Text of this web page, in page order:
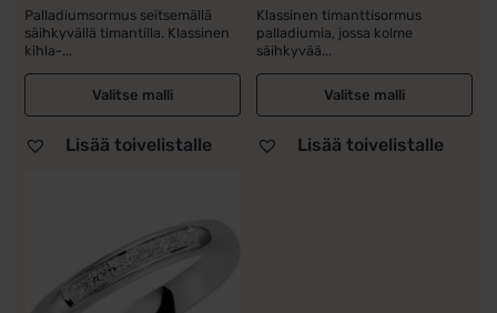
Palladiumsormus seitsemällä
säihkyvällä timantilla. Klassinen
kihla-...
Valitse malli
Lisää toivelistalle
Klassinen timanttisormus
palladiumia, jossa kolme
säihkyvää...
Valitse malli
Lisää toivelistalle